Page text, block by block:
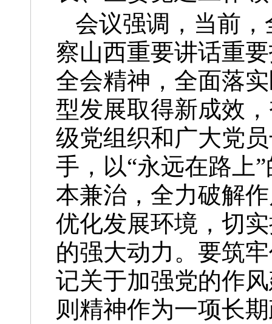
会议强调，当前
察山西重要讲话重
全会精神，全面落
型发展取得新成效
级党组织和广大党
手，以“永远在路上
本兼治，全力破解
优化发展环境，切
的强大动力。要筑
记关于加强党的作
则精神作为一项长